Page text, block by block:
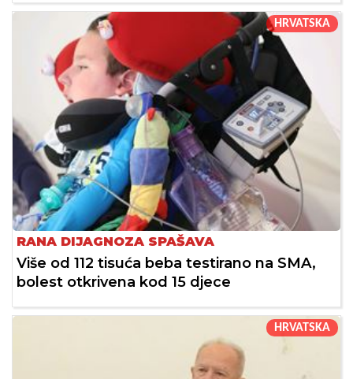
HRVATSKA
RANA DIJAGNOZA SPAŠAVA
Više od 112 tisuća beba testirano na SMA,
bolest otkrivena kod 15 djece
HRVATSKA